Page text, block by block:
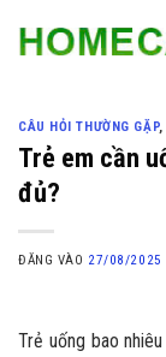
qua
CÂU HỎI THƯỜNG GẶP
Trẻ em cần
đủ?
ĐĂNG VÀO 27/08/2025
Trẻ uống bao